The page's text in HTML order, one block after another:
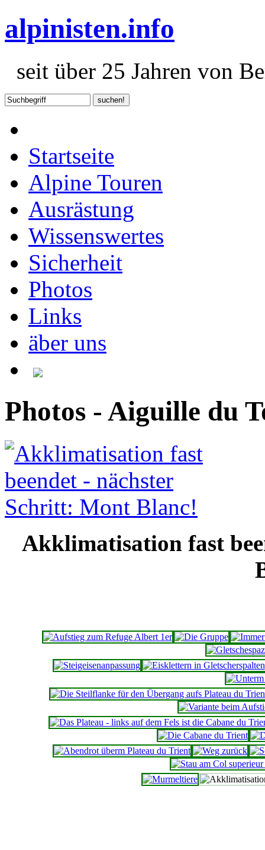
alpinisten.info
seit über 25 Jahren von
Startseite
Alpine Touren
Ausrästung
Wissenswertes
Sicherheit
Photos
Links
äber uns
Photos - Aiguille du
Akklimatisation fast